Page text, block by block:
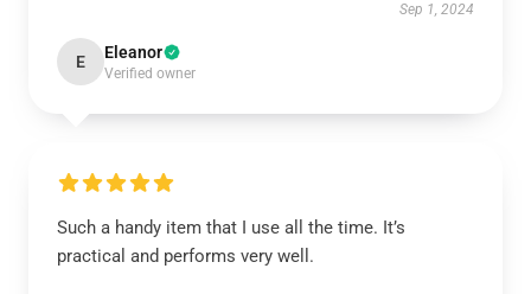
Sep 1, 2024
E Eleanor
Verified owner
Such a handy item that I use all the time. It’s
practical and performs very well.